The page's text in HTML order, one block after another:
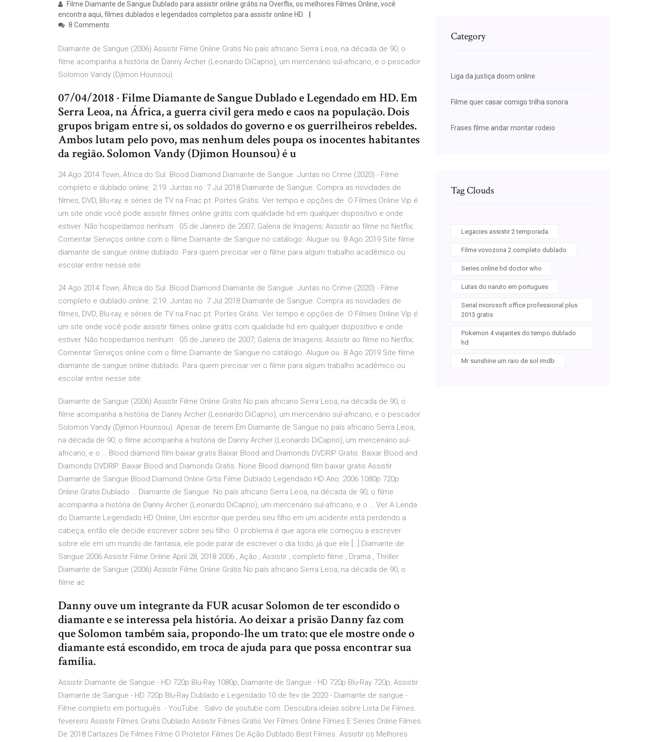
Filme Diamante de Sangue Dublado para assistir online grátis na Overflix, os melhores Filmes Online, você
encontra aqui, filmes dublados e legendados completos para assistir online HD.
8 Comments
Diamante de Sangue (2006) Assistir Filme Online Grátis No país africano Serra Leoa, na década de 90, o
filme acompanha a história de Danny Archer (Leonardo DiCaprio), um mercenário sul-africano, e o pescador
Solomon Vandy (Djimon Hounsou).
07/04/2018 · Filme Diamante de Sangue Dublado e Legendado em HD. Em
Serra Leoa, na África, a guerra civil gera medo e caos na população. Dois
grupos brigam entre si, os soldados do governo e os guerrilheiros rebeldes.
Ambos lutam pelo povo, mas nenhum deles poupa os inocentes habitantes
da região. Solomon Vandy (Djimon Hounsou) é u
24 Ago 2014 Town, África do Sul. Blood Diamond Diamante de Sangue. Juntas no Crime (2020) - Filme
completo e dublado online. 2:19. Juntas no 7 Jul 2018 Diamante de Sangue. Compra as novidades de
filmes, DVD, Blu-ray, e séries de TV na Fnac.pt. Portes Grátis. Ver tempo e opções de O Filmes Online Vip é
um site onde você pode assistir filmes online grátis com qualidade hd em qualquer dispositivo e onde
estiver. Não hospedamos nenhum 05 de Janeiro de 2007; Galeria de Imagens; Assistir ao filme no Netflix;
Comentar Serviços online com o filme Diamante de Sangue no catálogo. Alugue ou 8 Ago 2019 Site filme
diamante de sangue online dublado. Para quem precisar ver o filme para algum trabalho acadêmico ou
escolar entre nesse site:
24 Ago 2014 Town, África do Sul. Blood Diamond Diamante de Sangue. Juntas no Crime (2020) - Filme
completo e dublado online. 2:19. Juntas no 7 Jul 2018 Diamante de Sangue. Compra as novidades de
filmes, DVD, Blu-ray, e séries de TV na Fnac.pt. Portes Grátis. Ver tempo e opções de O Filmes Online Vip é
um site onde você pode assistir filmes online grátis com qualidade hd em qualquer dispositivo e onde
estiver. Não hospedamos nenhum 05 de Janeiro de 2007; Galeria de Imagens; Assistir ao filme no Netflix;
Comentar Serviços online com o filme Diamante de Sangue no catálogo. Alugue ou 8 Ago 2019 Site filme
diamante de sangue online dublado. Para quem precisar ver o filme para algum trabalho acadêmico ou
escolar entre nesse site:
Diamante de Sangue (2006) Assistir Filme Online Grátis No país africano Serra Leoa, na década de 90, o
filme acompanha a história de Danny Archer (Leonardo DiCaprio), um mercenário sul-africano, e o pescador
Solomon Vandy (Djimon Hounsou). Apesar de terem Em Diamante de Sangue no país africano Serra Leoa,
na década de 90, o filme acompanha a história de Danny Archer (Leonardo DiCaprio), um mercenário sul-
africano, e o … Blood diamond film baixar gratis Baixar Blood and Diamonds DVDRIP Gratis. Baixar Blood and
Diamonds DVDRIP. Baixar Blood and Diamonds Gratis. None Blood diamond film baixar gratis Assistir
Diamante de Sangue Blood Diamond Online Grtis Filme Dublado Legendado HD Ano: 2006 1080p 720p
Online Gratis Dublado … Diamante de Sangue. No país africano Serra Leoa, na década de 90, o filme
acompanha a história de Danny Archer (Leonardo DiCaprio), um mercenário sul-africano, e o … Ver A Lenda
do Diamante Legendado HD Online, Um escritor que perdeu seu filho em um acidente está perdendo a
cabeça, então ele decide escrever sobre seu filho. O problema é que agora ele começou a escrever
sobre ele em um mundo de fantasia, ele pode parar de escrever o dia todo, já que ele […] Diamante de
Sangue 2006 Assistir Filme Online April 28, 2018 2006 , Ação , Assistir , completo filme , Drama , Thriller
Diamante de Sangue (2006) Assistir Filme Online Grátis No país africano Serra Leoa, na década de 90, o
filme ac
Danny ouve um integrante da FUR acusar Solomon de ter escondido o
diamante e se interessa pela história. Ao deixar a prisão Danny faz com
que Solomon também saia, propondo-lhe um trato: que ele mostre onde o
diamante está escondido, em troca de ajuda para que possa encontrar sua
família.
Assistir Diamante de Sangue - HD 720p Blu-Ray 1080p, Diamante de Sangue - HD 720p Blu-Ray 720p, Assistir
Diamante de Sangue - HD 720p Blu-Ray Dublado e Legendado 10 de fev de 2020 - Diamante de sangue -
Filme completo em português. - YouTube . Salvo de youtube.com. Descubra ideias sobre Lista De Filmes.
fevereiro Assistir Filmes Gratis Dublado Assistir Filmes Grátis Ver Filmes Online Filmes E Series Online Filmes
De 2018 Cartazes De Filmes Filme O Protetor Filmes De Ação Dublado Best Filmes. Assistir os Melhores
Category
Liga da justiça doom online
Filme quer casar comigo trilha sonora
Frases filme andar montar rodeio
Tag Clouds
Legacies assistir 2 temporada
Filme vovozona 2 completo dublado
Series online hd doctor who
Lutas do naruto em portugues
Serial microsoft office professional plus
2013 gratis
Pokemon 4 viajantes do tempo dublado
hd
Mr sunshine um raio de sol imdb